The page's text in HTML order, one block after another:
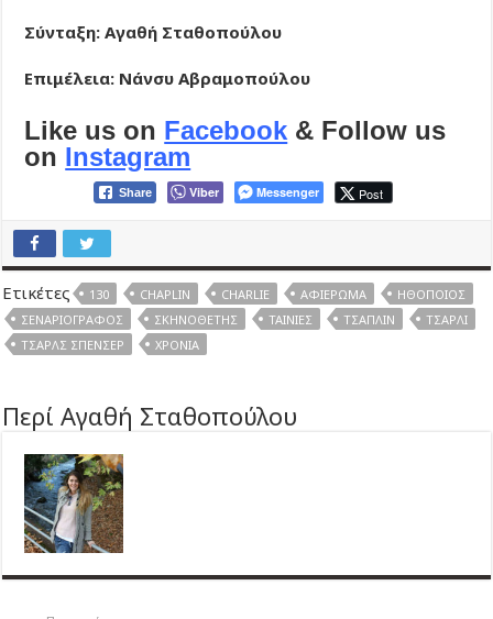
Σύνταξη: Αγαθή Σταθοπούλου
Επιμέλεια: Νάνσυ Αβραμοπούλου
Like us on Facebook & Follow us
on Instagram
Share Viber Messenger Post
Ετικέτες 130 CHAPLIN CHARLIE ΑΦΙΈΡΩΜΑ
ΗΘΟΠΟΙΌΣ
ΣΕΝΑΡΙΟΓΡΆΦΟΣ
ΣΚΗΝΟΘΈΤΗΣ ΤΑΙΝΊΕΣ ΤΣΆΠΛΙΝ
ΤΣΆΡΛΙ
ΤΣΑΡΛΣ ΣΠΈΝΣΕΡ
ΧΡΌΝΙΑ
Περί Αγαθή Σταθοπούλου